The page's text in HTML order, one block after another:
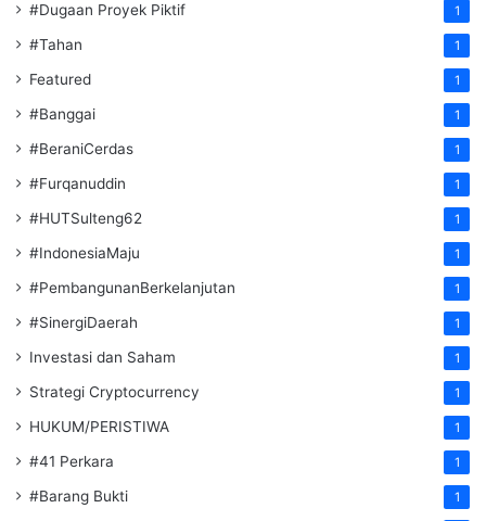
#Dugaan Proyek Piktif 1
#Tahan 1
Featured 1
#Banggai 1
#BeraniCerdas 1
#Furqanuddin 1
#HUTSulteng62 1
#IndonesiaMaju 1
#PembangunanBerkelanjutan 1
#SinergiDaerah 1
Investasi dan Saham 1
Strategi Cryptocurrency 1
HUKUM/PERISTIWA 1
#41 Perkara 1
#Barang Bukti 1